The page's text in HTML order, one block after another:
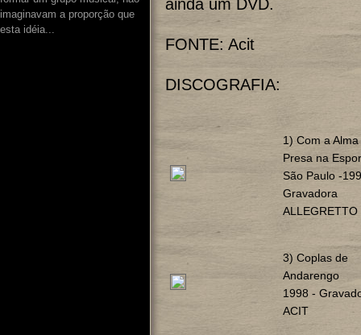
imaginavam a proporção que
esta idéia...
ainda um DVD.
FONTE: Acit
DISCOGRAFIA:
1) Com a Alma
Presa na
São Paulo -
Gravadora
ALLEGRETTO
3) Coplas de
Andarengo
1998 -
ACIT